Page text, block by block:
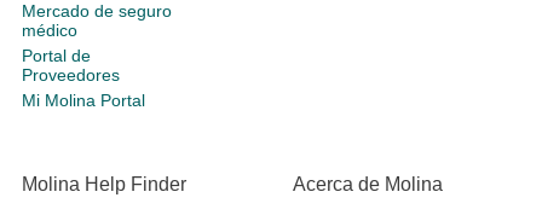
Mercado de seguro
médico
Portal de
Proveedores
Mi Molina Portal
Molina Help Finder Acerca de Molina